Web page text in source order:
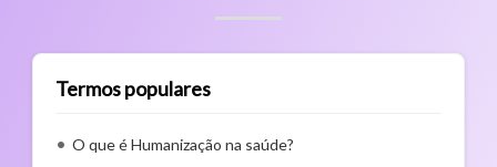
Termos populares
O que é Humanização na saúde?